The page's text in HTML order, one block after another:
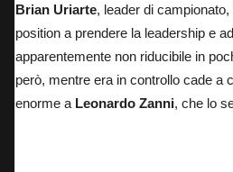
Brian Uriarte, leader di
position a prendere la leadership e
apparentemente non riducibile in
però, mentre era in controllo cade a
enorme a Leonardo Zanni, che lo